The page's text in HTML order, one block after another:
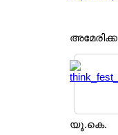
അമേരിക്ക
യൂ.കെ.